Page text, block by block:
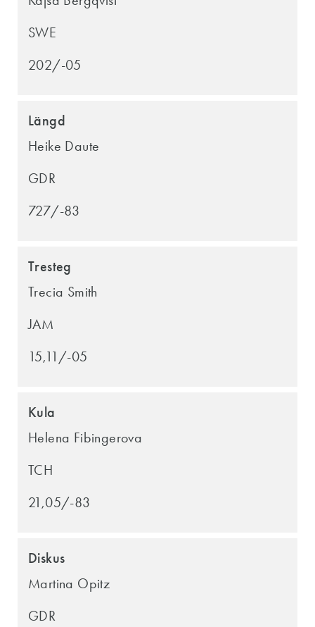
SWE
202/-05
Längd
Heike Daute
GDR
727/-83
Tresteg
Trecia Smith
JAM
15,11/-05
Kula
Helena Fibingerova
TCH
21,05/-83
Diskus
Martina Opitz
GDR